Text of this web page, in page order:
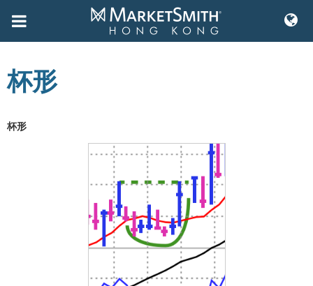
content
杯形
杯形